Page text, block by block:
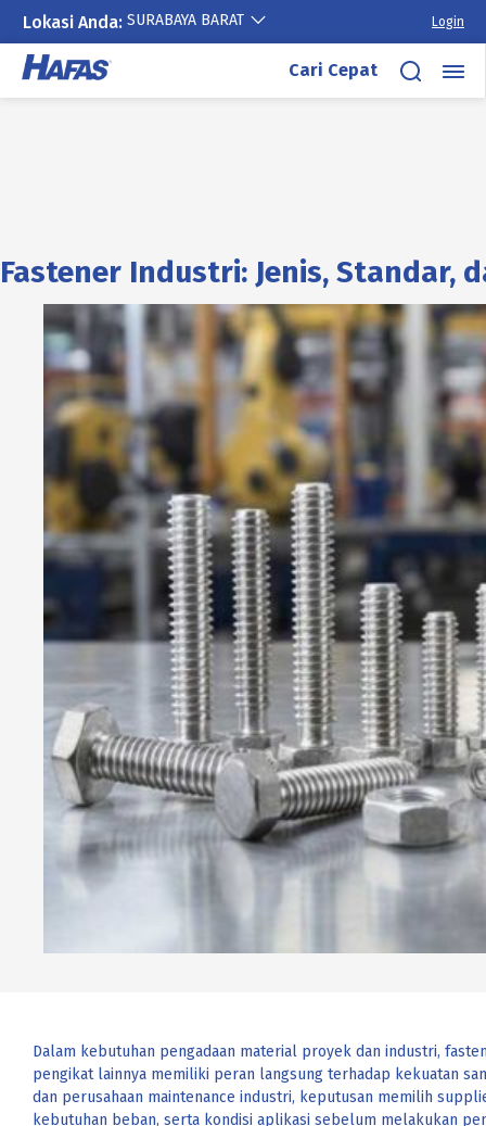
Lokasi Anda: SURABAYA BARAT Login
Lewati
konten
Cari Cepat
Fastener Industri: Jenis, Standar,
Dalam kebutuhan pengadaan material proyek dan industri,
pengikat lainnya memiliki peran langsung terhadap kekuatan
dan perusahaan maintenance industri, keputusan memilih
kebutuhan beban, serta kondisi aplikasi sebelum melakukan